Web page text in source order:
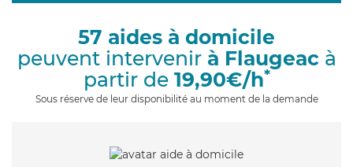
g
i
57 aides à domicile
peuvent intervenir à Flaugeacà
partir de 19,90€/h*
Sous réserve de leur disponibilité au moment de la demande